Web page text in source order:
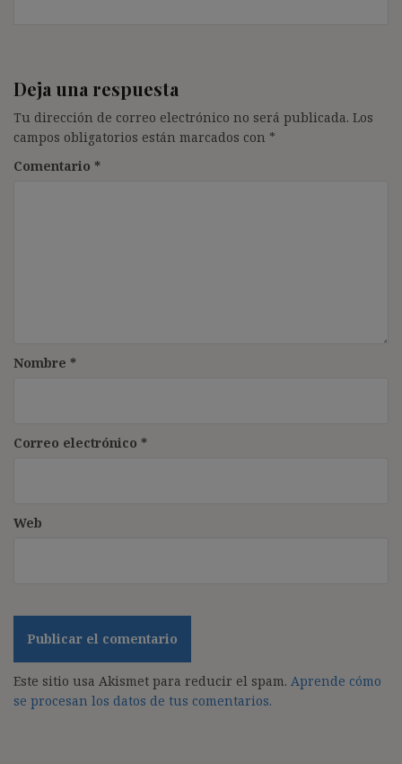
Deja una respuesta
Tu dirección de correo electrónico no será publicada. Los
campos obligatorios están marcados con *
Comentario *
Nombre *
Correo electrónico *
Web
Este sitio usa Akismet para reducir el spam. Aprende cómo
se procesan los datos de tus comentarios.